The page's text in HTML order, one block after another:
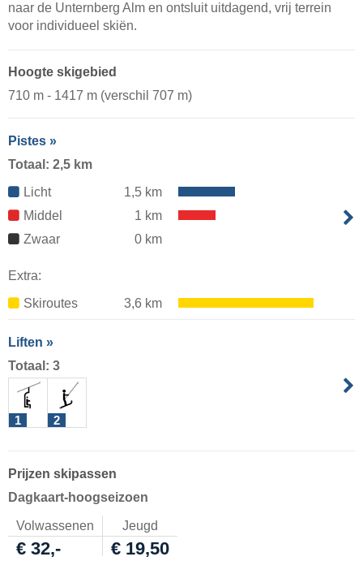
naar de Unternberg Alm en ontsluit uitdagend, vrij terrein
voor individueel skiën.
Hoogte skigebied
710 m - 1417 m (verschil 707 m)
Pistes »
Totaal: 2,5 km
Licht
1,5 km
Middel
1 km
Zwaar
0 km
Extra:
Skiroutes
3,6 km
Liften »
Totaal: 3
1 2
Prijzen skipassen
Dagkaart-hoogseizoen
Volwassenen Jeugd
€ 32,- € 19,50